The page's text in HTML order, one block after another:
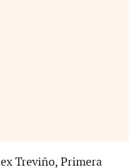
Treviño, Primera